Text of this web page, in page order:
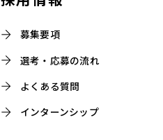
募集要項
選考・応募の流れ
よくある質問
インターンシップ